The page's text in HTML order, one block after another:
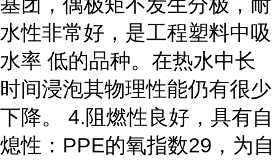
水性非常好，是工程塑料中吸
水率 低的品种。在热水中长
时间浸泡其物理性能仍有很少
下降。 4.阻燃性良好，具有自
熄性：PPE的氧指数29，为自